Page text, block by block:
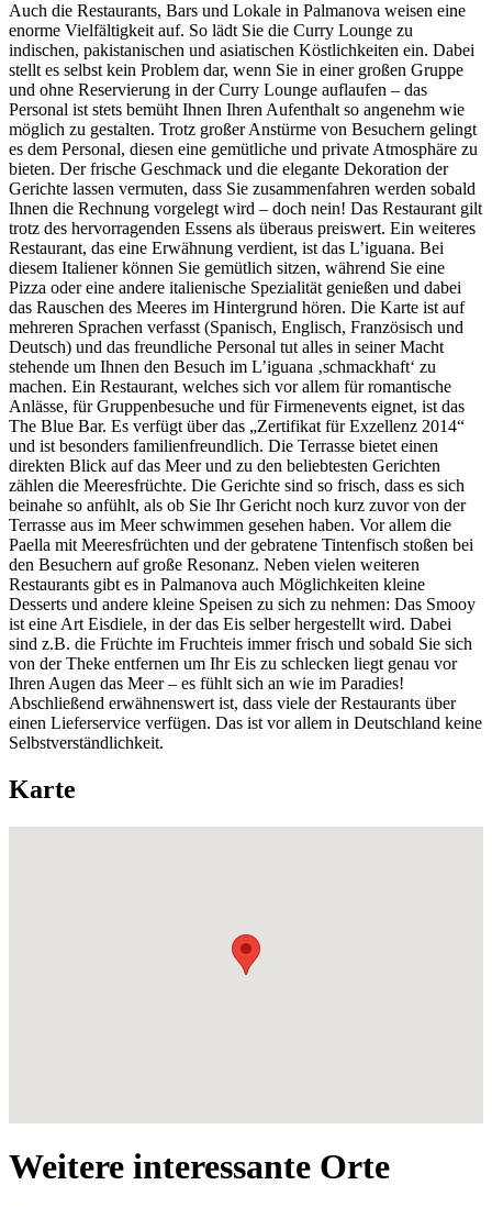
Auch die Restaurants, Bars und Lokale in Palmanova weisen eine
enorme Vielfältigkeit auf. So lädt Sie die Curry Lounge zu
indischen, pakistanischen und asiatischen Köstlichkeiten ein. Dabei
stellt es selbst kein Problem dar, wenn Sie in einer großen Gruppe
und ohne Reservierung in der Curry Lounge auflaufen – das
Personal ist stets bemüht Ihnen Ihren Aufenthalt so angenehm wie
möglich zu gestalten. Trotz großer Anstürme von Besuchern gelingt
es dem Personal, diesen eine gemütliche und private Atmosphäre zu
bieten. Der frische Geschmack und die elegante Dekoration der
Gerichte lassen vermuten, dass Sie zusammenfahren werden sobald
Ihnen die Rechnung vorgelegt wird – doch nein! Das Restaurant gilt
trotz des hervorragenden Essens als überaus preiswert. Ein weiteres
Restaurant, das eine Erwähnung verdient, ist das L’iguana. Bei
diesem Italiener können Sie gemütlich sitzen, während Sie eine
Pizza oder eine andere italienische Spezialität genießen und dabei
das Rauschen des Meeres im Hintergrund hören. Die Karte ist auf
mehreren Sprachen verfasst (Spanisch, Englisch, Französisch und
Deutsch) und das freundliche Personal tut alles in seiner Macht
stehende um Ihnen den Besuch im L’iguana ‚schmackhaft‘ zu
machen. Ein Restaurant, welches sich vor allem für romantische
Anlässe, für Gruppenbesuche und für Firmenevents eignet, ist das
The Blue Bar. Es verfügt über das „Zertifikat für Exzellenz 2014“
und ist besonders familienfreundlich. Die Terrasse bietet einen
direkten Blick auf das Meer und zu den beliebtesten Gerichten
zählen die Meeresfrüchte. Die Gerichte sind so frisch, dass es sich
beinahe so anfühlt, als ob Sie Ihr Gericht noch kurz zuvor von der
Terrasse aus im Meer schwimmen gesehen haben. Vor allem die
Paella mit Meeresfrüchten und der gebratene Tintenfisch stoßen bei
den Besuchern auf große Resonanz. Neben vielen weiteren
Restaurants gibt es in Palmanova auch Möglichkeiten kleine
Desserts und andere kleine Speisen zu sich zu nehmen: Das Smooy
ist eine Art Eisdiele, in der das Eis selber hergestellt wird. Dabei
sind z.B. die Früchte im Fruchteis immer frisch und sobald Sie sich
von der Theke entfernen um Ihr Eis zu schlecken liegt genau vor
Ihren Augen das Meer – es fühlt sich an wie im Paradies!
Abschließend erwähnenswert ist, dass viele der Restaurants über
einen Lieferservice verfügen. Das ist vor allem in Deutschland keine
Selbstverständlichkeit.
Karte
Weitere interessante Orte